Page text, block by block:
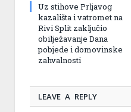
Uz stihove Prljavog
kazališta i vatromet na
Rivi Split zaključio
obilježavanje Dana
pobjede i domovinske
zahvalnosti
LEAVE A REPLY